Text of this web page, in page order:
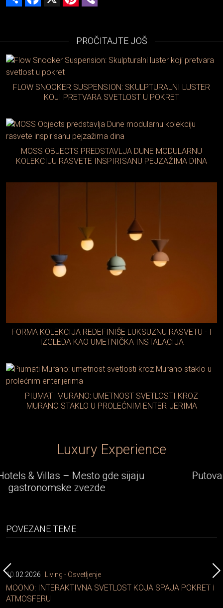
PROČITAJTE JOŠ
FLOW SNOOKER SUSPENSION: SKULPTURALNI LUSTER
KOJI PRETVARA SVETLOST U POKRET
MOSS OBJECTS PREDSTAVLJA DUNE MODULARNU
KOLEKCIJU RASVETE INSPIRISANU PEJZAŽIMA DINA
FORMA KOLEKCIJA REDEFINIŠE LUKSUZNU RASVETU - I
IZGLEDA KAO UMETNIČKA INSTALACIJA
PIUMATI MURANO: UMETNOST SVETLOSTI KROZ
MURANO STAKLO U PROLEĆNIM ENTERIJERIMA
Luxury Experience
Putovanje sa stilom - Rolls-Royce epska
avantura
POVEZANE TEME
10.02.2026 Living - Osvetljenje
MOONO: INTERAKTIVNA SVETLOST KOJA SPAJA POKRET I
ATMOSFERU